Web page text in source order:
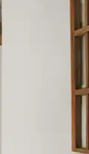
ou tocando e